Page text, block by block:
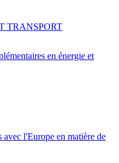
en énergie et
TRANSPORT
avec l'Europe en matière de